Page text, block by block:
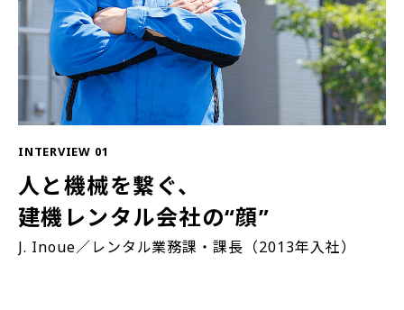
INTERVIEW 01
人と機械を繋ぐ、
建機レンタル会社の“顔”
J. Inoue／レンタル業務課・課長（2013年入社）